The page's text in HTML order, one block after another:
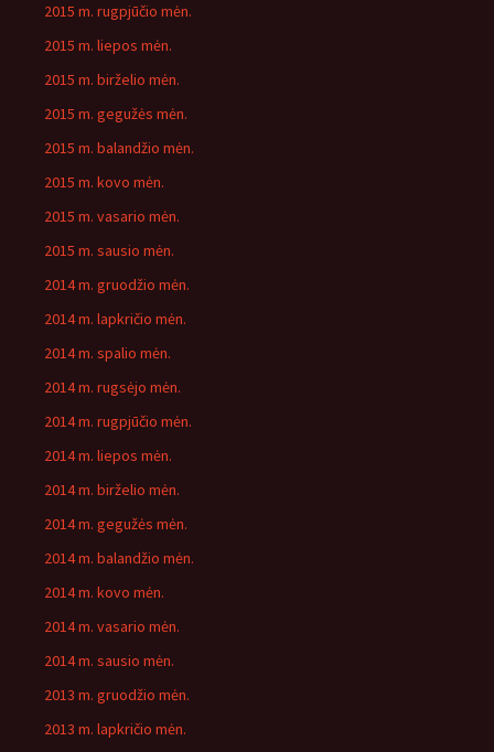
2015 m. rugpjūčio mėn.
2015 m. liepos mėn.
2015 m. birželio mėn.
2015 m. gegužės mėn.
2015 m. balandžio mėn.
2015 m. kovo mėn.
2015 m. vasario mėn.
2015 m. sausio mėn.
2014 m. gruodžio mėn.
2014 m. lapkričio mėn.
2014 m. spalio mėn.
2014 m. rugsėjo mėn.
2014 m. rugpjūčio mėn.
2014 m. liepos mėn.
2014 m. birželio mėn.
2014 m. gegužės mėn.
2014 m. balandžio mėn.
2014 m. kovo mėn.
2014 m. vasario mėn.
2014 m. sausio mėn.
2013 m. gruodžio mėn.
2013 m. lapkričio mėn.